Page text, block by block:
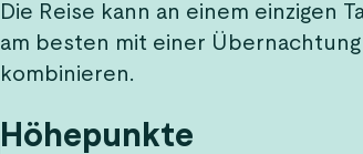
Die Reise kann an einem einzigen
am besten mit einer Übernachtung
kombinieren.
Höhepunkte